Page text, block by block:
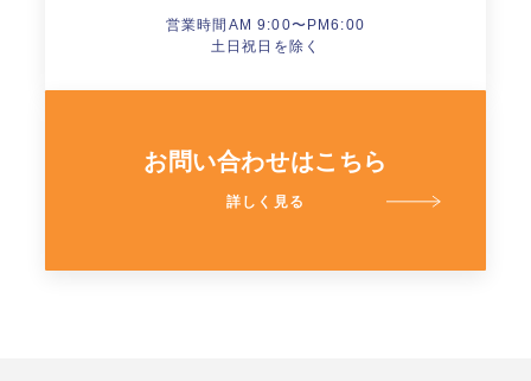
営業時間AM 9:00〜PM6:00
土日祝日を除く
お問い合わせはこちら
詳しく見る